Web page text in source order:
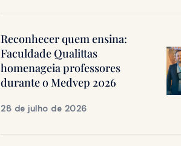
Reconhecer quem ensina:
Faculdade Qualittas
homenageia professores
durante o Medvep 2026
28 de julho de 2026